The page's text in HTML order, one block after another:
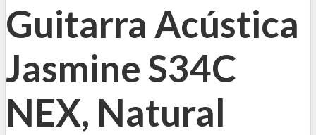
Guitarra Acústica
Jasmine S34C
NEX, Natural